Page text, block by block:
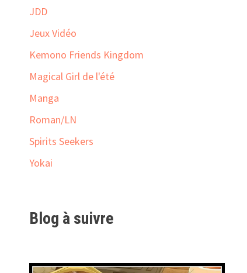
JDD
Jeux Vidéo
Kemono Friends Kingdom
Magical Girl de l'été
Manga
Roman/LN
Spirits Seekers
Yokai
Blog à suivre